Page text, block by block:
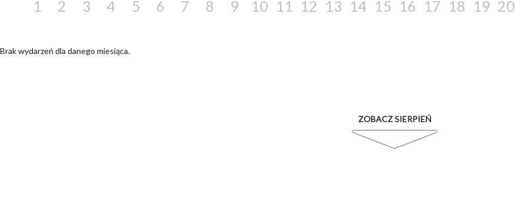
1 2 3 4 5 6 7 8 9 10 11 12 13 14 15 16 17 18 19 20
Brak wydarzeń dla danego miesiąca.
ZOBACZ SIERPIEŃ